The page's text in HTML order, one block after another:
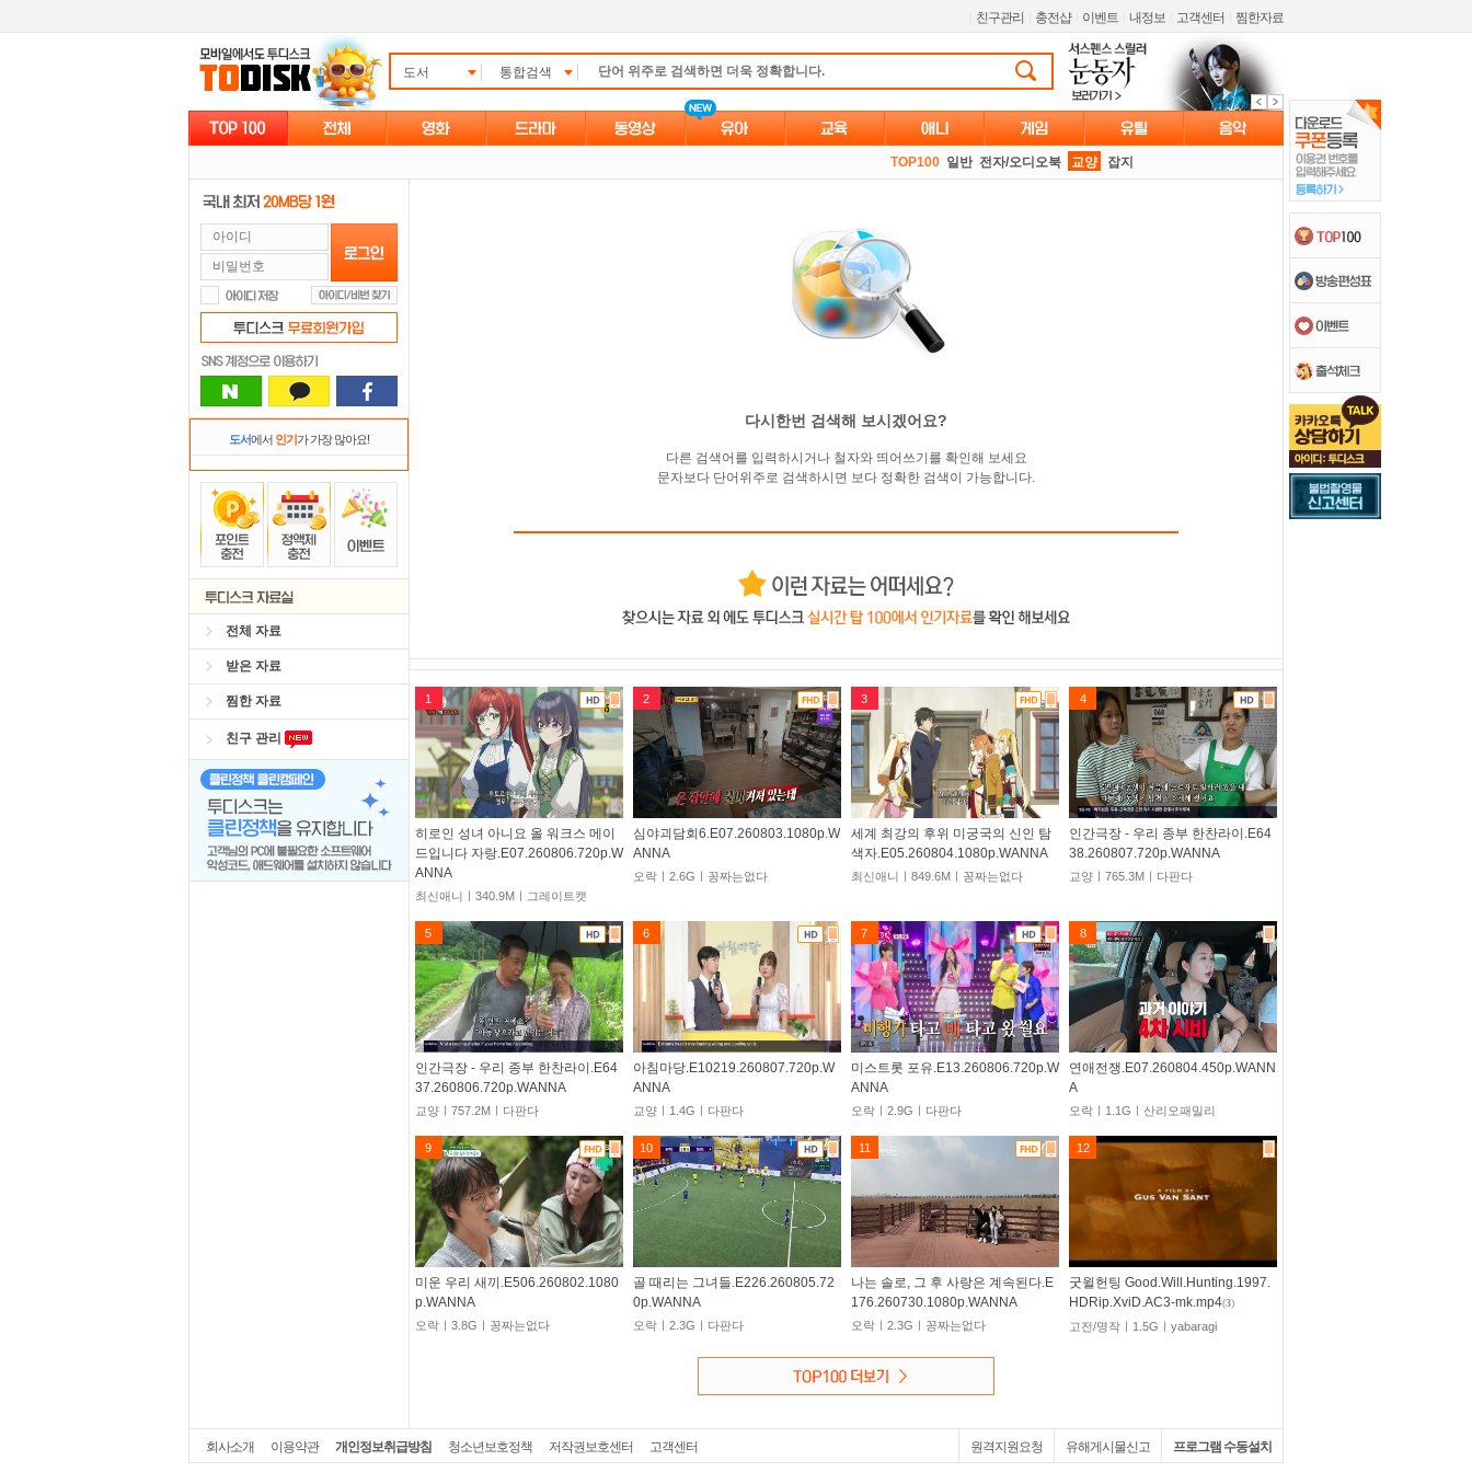
친구관리 충전샵 이벤트 내정보 고객센터 찜한자료
도서 통합검색
TOP100 일반 전자/오디오북 교양 잡지
도서에서 인기가 가장 많아요!
전체 자료
받은 자료
찜한 자료
친구 관리
다시한번 검색해 보시겠어요?
다른 검색어를 입력하시거나 철자와 띄어쓰기를 확인해 보세요
문자보다 단어위주로 검색하시면 보다 정확한 검색이 가능합니다.
1
히로인 성녀 아니요 올 워크스 메이
드입니다 자랑.E07.260806.720p.W
ANNA
최신애니ㅣ340.9Mㅣ그레이트캣
2
심야괴담회6.E07.260803.1080p.W
ANNA
오락ㅣ2.6Gㅣ꽁짜는없다
3
세계 최강의 후위 미궁국의 신인 탐
색자.E05.260804.1080p.WANNA
최신애니ㅣ849.6Mㅣ꽁짜는없다
4
인간극장 - 우리 종부 한찬라이.E64
38.260807.720p.WANNA
교양ㅣ765.3Mㅣ다판다
5
인간극장 - 우리 종부 한찬라이.E64
37.260806.720p.WANNA
교양ㅣ757.2Mㅣ다판다
6
아침마당.E10219.260807.720p.W
ANNA
교양ㅣ1.4Gㅣ다판다
7
미스트롯 포유.E13.260806.720p.W
ANNA
오락ㅣ2.9Gㅣ다판다
8
연애전쟁.E07.260804.450p.WANN
A
오락ㅣ1.1Gㅣ산리오패밀리
9
미운 우리 새끼.E506.260802.1080
p.WANNA
오락ㅣ3.8Gㅣ꽁짜는없다
10
골 때리는 그녀들.E226.260805.72
0p.WANNA
오락ㅣ2.3Gㅣ다판다
11
나는 솔로, 그 후 사랑은 계속된다.E
176.260730.1080p.WANNA
오락ㅣ2.3Gㅣ꽁짜는없다
12
굿윌헌팅 Good.Will.Hunting.1997.
HDRip.XviD.AC3-mk.mp4(3)
고전/명작ㅣ1.5Gㅣyabaragi
회사소개 이용약관 개인정보취급방침 청소년보호정책 저작권보호센터 고객센터 원격지원요청 유해게시물신고 프로그램 수동설치